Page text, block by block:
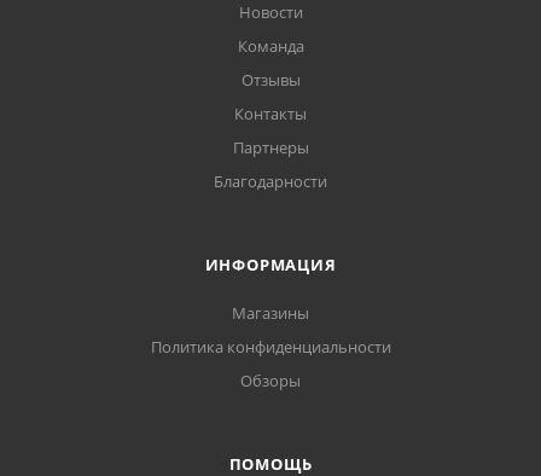
Новости
Команда
Отзывы
Контакты
Партнеры
Благодарности
ИНФОРМАЦИЯ
Магазины
Политика конфиденциальности
Обзоры
ПОМОЩЬ